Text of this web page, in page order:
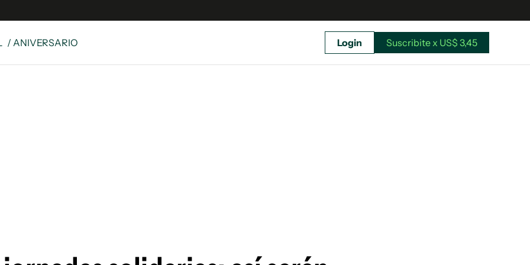
/ ANIVERSARIO Login Suscribite x US$ 3,45